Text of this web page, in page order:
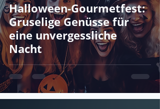
Halloween-Gourmetfest:
Gruselige Genüsse für
eine unvergessliche
Nacht